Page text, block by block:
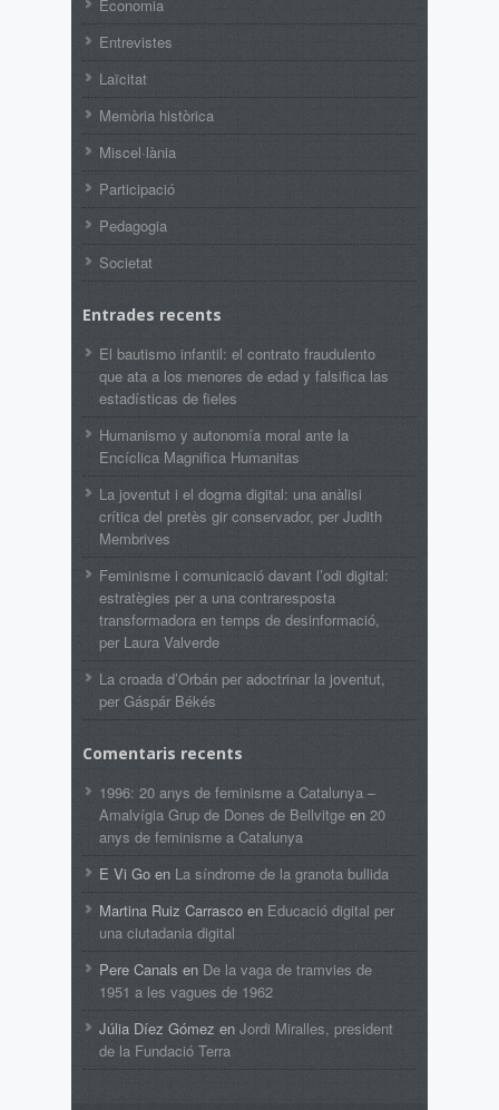
Economia
Entrevistes
Laïcitat
Memòria històrica
Miscel·lània
Participació
Pedagogia
Societat
Entrades recents
El bautismo infantil: el contrato fraudulento
que ata a los menores de edad y falsifica las
estadísticas de fieles
Humanismo y autonomía moral ante la
Encíclica Magnifica Humanitas
La joventut i el dogma digital: una anàlisi
crítica del pretès gir conservador, per Judith
Membrives
Feminisme i comunicació davant l’odi digital:
estratègies per a una contraresposta
transformadora en temps de desinformació,
per Laura Valverde
La croada d’Orbán per adoctrinar la joventut,
per Gáspár Békés
Comentaris recents
1996: 20 anys de feminisme a Catalunya –
Amalvígia Grup de Dones de Bellvitge en 20
anys de feminisme a Catalunya
E Vi Go en La síndrome de la granota bullida
Martina Ruiz Carrasco en Educació digital per
una ciutadania digital
Pere Canals en De la vaga de tramvies de
1951 a les vagues de 1962
Júlia Díez Gómez en Jordi Miralles, president
de la Fundació Terra